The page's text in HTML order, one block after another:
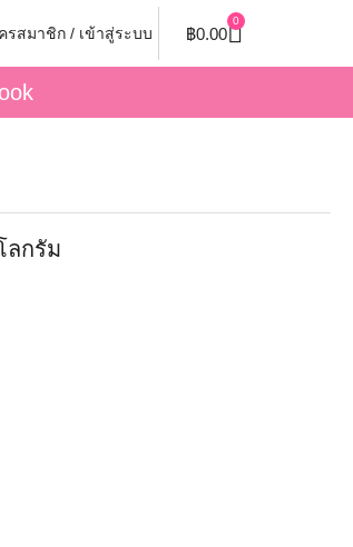
รสมาชิก / เข้าสู่ระบบ ฿0.00
0
ลกรัม